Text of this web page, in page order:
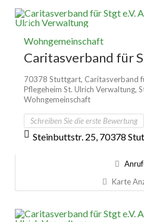
Wohngemeinschaft
Caritasverband für
70378 Stuttgart, Caritasverband
Pflegeheim St. Ulrich Verwaltung,
Wohngemeinschaft
Schreiben Sie die erste Bewertung
Steinbuttstr. 25, 70378
Karte